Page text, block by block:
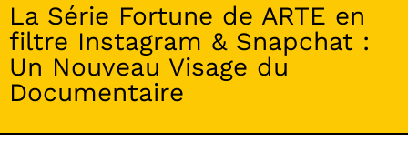
La Série Fortune de ARTE en
filtre Instagram & Snapchat :
Un Nouveau Visage du
Documentaire